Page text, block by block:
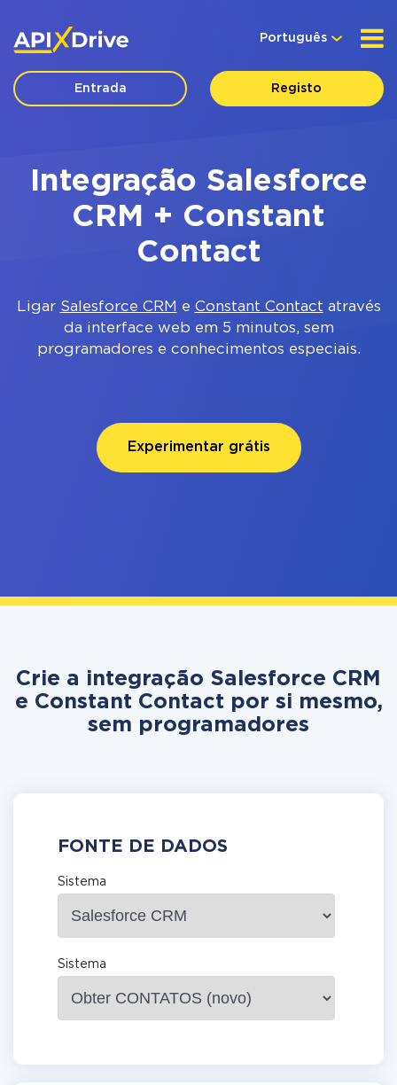
Português
Entrada Registo
Integração Salesforce
CRM + Constant
Contact
Ligar Salesforce CRM e Constant Contact através
da interface web em 5 minutos, sem
programadores e conhecimentos especiais.
Experimentar grátis
Crie a integração Salesforce CRM
e Constant Contact por si mesmo,
sem programadores
FONTE DE DADOS
Sistema
Sistema